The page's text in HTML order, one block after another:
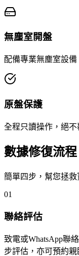
無塵室開盤
配備專業無塵室設
原盤保護
全程只讀操作，絕
數據修復流程
簡單四步，幫您拯救
01
聯絡評估
致電或WhatsApp聯
步評估，亦可預約